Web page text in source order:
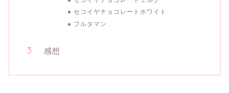
セコイヤチョコレートホワイト
フルタマン
感想